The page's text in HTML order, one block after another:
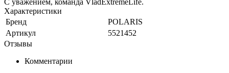
Характеристики
Бренд
POLARIS
Артикул
5521452
Отзывы
Комментарии